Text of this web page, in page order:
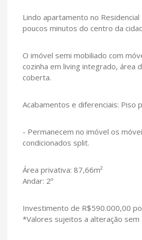
Lindo apartamento no
poucos minutos do centro da
O imóvel semi mobiliado com
cozinha em living integrado, área
coberta.
Acabamentos e diferenciais: Piso
- Permanecem no imóvel os
condicionados split.
Área privativa: 87,66m²
Andar: 2º
Investimento de R$590.000,00
*Valores sujeitos a alteração sem